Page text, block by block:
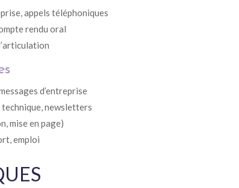
appels téléphoniques
rendu oral
d’entreprise
newsletters
mise en page)
emploi